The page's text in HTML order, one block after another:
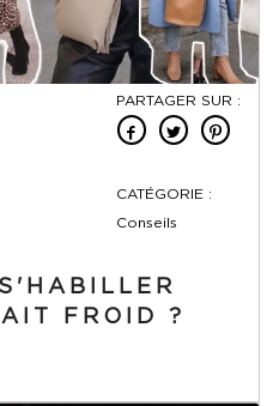
PARTAGER SUR :
CATÉGORIE :
Conseils
FROID ?